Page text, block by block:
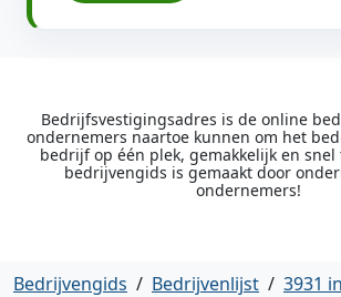
Bedrijfsvestigingsadres is de online
ondernemers naartoe kunnen om het
bedrijf op één plek, gemakkelijk en snel
bedrijvengids is gemaakt door
ondernemers!
Bedrijvengids / Bedrijvenlijst / 3931